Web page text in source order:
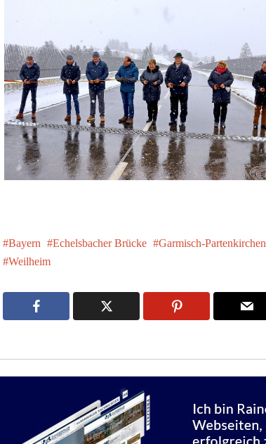
Bayern Echelsbacher Brücke Garmisch-Partenkirchen
Weilheim